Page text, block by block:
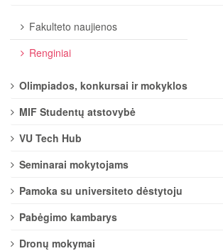
Fakulteto naujienos
Renginiai
Olimpiados, konkursai ir mokyklos
MIF Studentų atstovybė
VU Tech Hub
Seminarai mokytojams
Pamoka su universiteto dėstytoju
Pabėgimo kambarys
Dronų mokymai